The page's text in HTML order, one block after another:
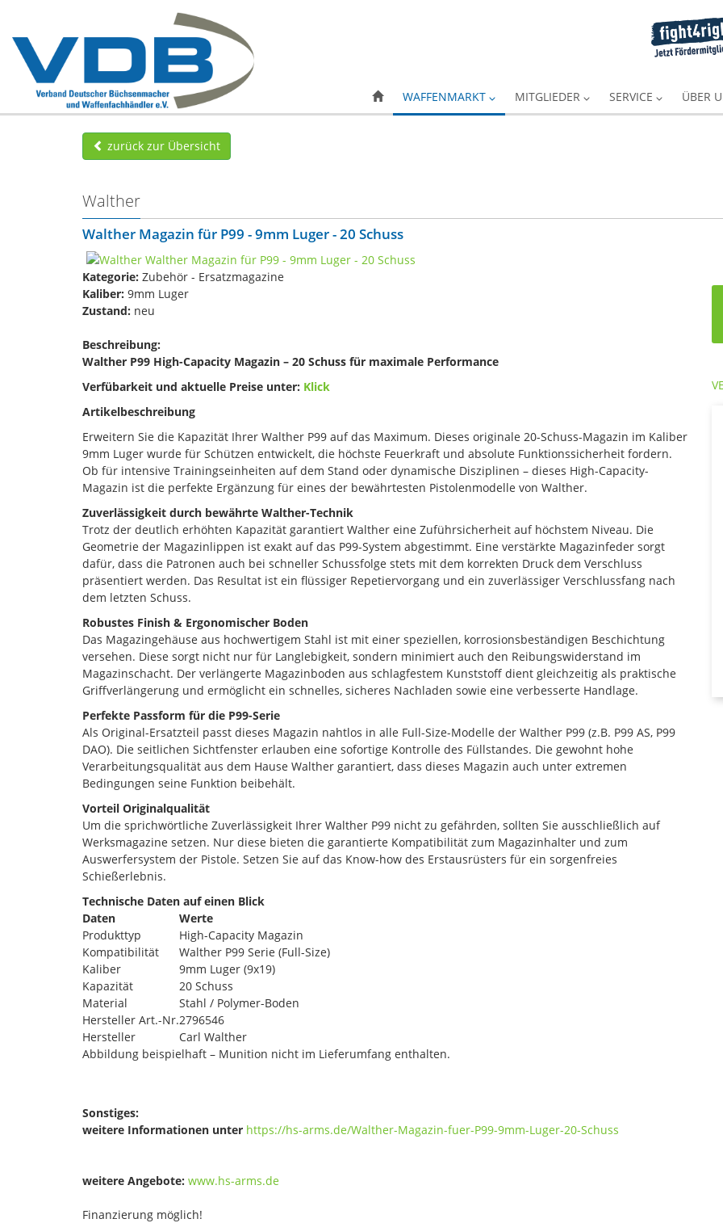
WAFFENMARKT MITGLIEDER SERVICE ÜBER
zurück zur Übersicht
Walther
Walther Magazin für P99 - 9mm Luger - 20 Schuss
Kategorie: Zubehör - Ersatzmagazine
Kaliber: 9mm Luger
Zustand: neu
Beschreibung:
Walther P99 High-Capacity Magazin – 20 Schuss für maximale Performance
Verfübarkeit und aktuelle Preise unter: Klick
Artikelbeschreibung
Erweitern Sie die Kapazität Ihrer Walther P99 auf das Maximum. Dieses originale 20-Schuss-Magazin im Kaliber
9mm Luger wurde für Schützen entwickelt, die höchste Feuerkraft und absolute Funktionssicherheit fordern.
Ob für intensive Trainingseinheiten auf dem Stand oder dynamische Disziplinen – dieses High-Capacity-
Magazin ist die perfekte Ergänzung für eines der bewährtesten Pistolenmodelle von Walther.
Zuverlässigkeit durch bewährte Walther-Technik
Trotz der deutlich erhöhten Kapazität garantiert Walther eine Zuführsicherheit auf höchstem Niveau. Die
Geometrie der Magazinlippen ist exakt auf das P99-System abgestimmt. Eine verstärkte Magazinfeder sorgt
dafür, dass die Patronen auch bei schneller Schussfolge stets mit dem korrekten Druck dem Verschluss
präsentiert werden. Das Resultat ist ein flüssiger Repetiervorgang und ein zuverlässiger Verschlussfang nach
dem letzten Schuss.
Robustes Finish & Ergonomischer Boden
Das Magazingehäuse aus hochwertigem Stahl ist mit einer speziellen, korrosionsbeständigen Beschichtung
versehen. Diese sorgt nicht nur für Langlebigkeit, sondern minimiert auch den Reibungswiderstand im
Magazinschacht. Der verlängerte Magazinboden aus schlagfestem Kunststoff dient gleichzeitig als praktische
Griffverlängerung und ermöglicht ein schnelles, sicheres Nachladen sowie eine verbesserte Handlage.
Perfekte Passform für die P99-Serie
Als Original-Ersatzteil passt dieses Magazin nahtlos in alle Full-Size-Modelle der Walther P99 (z.B. P99 AS, P99
DAO). Die seitlichen Sichtfenster erlauben eine sofortige Kontrolle des Füllstandes. Die gewohnt hohe
Verarbeitungsqualität aus dem Hause Walther garantiert, dass dieses Magazin auch unter extremen
Bedingungen seine Funktion beibehält.
Vorteil Originalqualität
Um die sprichwörtliche Zuverlässigkeit Ihrer Walther P99 nicht zu gefährden, sollten Sie ausschließlich auf
Werksmagazine setzen. Nur diese bieten die garantierte Kompatibilität zum Magazinhalter und zum
Auswerfersystem der Pistole. Setzen Sie auf das Know-how des Erstausrüsters für ein sorgenfreies
Schießerlebnis.
Technische Daten auf einen Blick
Daten
Werte
Produkttyp
High-Capacity Magazin
Kompatibilität
Walther P99 Serie (Full-Size)
Kaliber
9mm Luger (9x19)
Kapazität
20 Schuss
Material
Stahl / Polymer-Boden
Hersteller Art.-Nr.2796546
Hersteller
Carl Walther
Abbildung beispielhaft – Munition nicht im Lieferumfang enthalten.
Sonstiges:
weitere Informationen unter https://hs-arms.de/Walther-Magazin-fuer-P99-9mm-Luger-20-Schuss
weitere Angebote: www.hs-arms.de
Finanzierung möglich!